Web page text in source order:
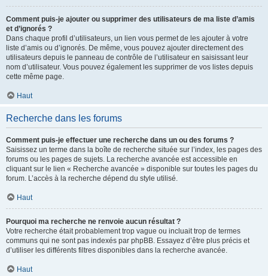
Comment puis-je ajouter ou supprimer des utilisateurs de ma liste d’amis
et d’ignorés ?
Dans chaque profil d’utilisateurs, un lien vous permet de les ajouter à votre
liste d’amis ou d’ignorés. De même, vous pouvez ajouter directement des
utilisateurs depuis le panneau de contrôle de l’utilisateur en saisissant leur
nom d’utilisateur. Vous pouvez également les supprimer de vos listes depuis
cette même page.
Haut
Recherche dans les forums
Comment puis-je effectuer une recherche dans un ou des forums ?
Saisissez un terme dans la boîte de recherche située sur l’index, les pages des
forums ou les pages de sujets. La recherche avancée est accessible en
cliquant sur le lien « Recherche avancée » disponible sur toutes les pages du
forum. L’accès à la recherche dépend du style utilisé.
Haut
Pourquoi ma recherche ne renvoie aucun résultat ?
Votre recherche était probablement trop vague ou incluait trop de termes
communs qui ne sont pas indexés par phpBB. Essayez d’être plus précis et
d’utiliser les différents filtres disponibles dans la recherche avancée.
Haut